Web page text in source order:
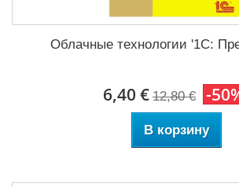
Облачные технологии '1С:
6,40 € 12,80 € -
В корзину